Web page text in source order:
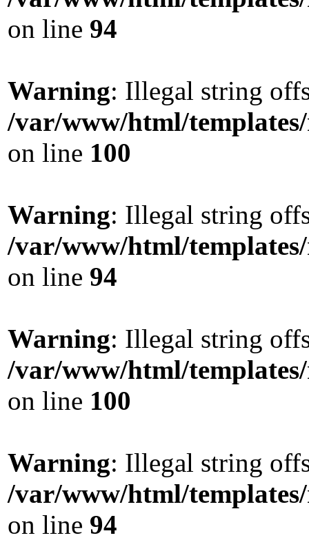
on line 94
Warning: Illegal string
/var/www/html/
on line 100
Warning: Illegal string
/var/www/html/
on line 94
Warning: Illegal string
/var/www/html/
on line 100
Warning: Illegal string
/var/www/html/
on line 94